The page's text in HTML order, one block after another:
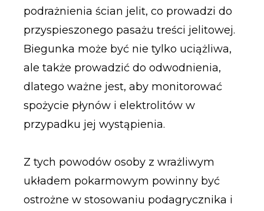
podrażnienia ścian jelit, co prowadzi do
przyspieszonego pasażu treści jelitowej.
Biegunka może być nie tylko uciążliwa,
ale także prowadzić do odwodnienia,
dlatego ważne jest, aby monitorować
spożycie płynów i elektrolitów w
przypadku jej wystąpienia.
Z tych powodów osoby z wrażliwym
układem pokarmowym powinny być
ostrożne w stosowaniu podagrycznika i